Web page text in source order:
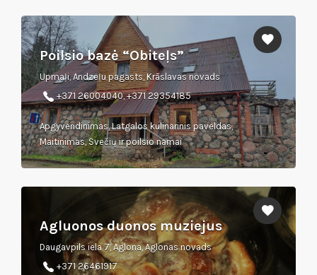
Poilsio bazė “Obiteļs”
Upmaļi, Andzeļu pagasts, Krāslavas novads
+371 26004040, +371 29354185
Apgyvendinimas, Latgalos kulinarinis paveldas,
Maitinimas, Svečių ir poilsio namai
Agluonos duonos muziejus
Daugavpils iela 7, Aglona, Aglonas novads
‎+371 26461917